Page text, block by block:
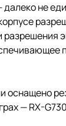
не
— RX-